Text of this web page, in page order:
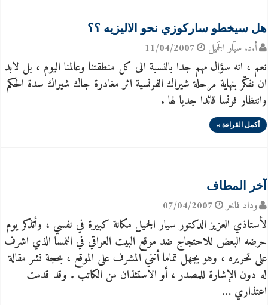
هل سيخطو ساركوزي نحو الاليزيه ؟؟
أ.د. سيّار الجَميل 11/04/2007
نعم ، انه سؤال مهم جدا بالنسبة الى كل منطقتنا وعالمنا اليوم ، بل لابد
ان نفكّر بنهاية مرحلة شيراك الفرنسية اثر مغادرة جاك شيراك سدة الحكم
وانتظار فرنسا قائدا جديا لها .
أكمل القراءة »
آخر المطاف
وداد فاخر 07/04/2007
لأستاذي العزيز الدكتور سيار الجميل مكانة كبيرة في نفسي ، وأتذكر يوم
حرضه البعض للاحتجاج ضد موقع البيت العراقي في النمسا الذي اشرف
على تحريره ، وهو يجهل تماما أنني المشرف على الموقع ، بحجة نشر مقالة
له دون الإشارة للمصدر ، أو الاستئذان من الكاتب . وقد قدمت
اعتذاري …